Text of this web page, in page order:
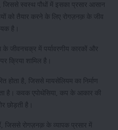
जिससे स्वस्थ पौधों में इसका प्रसार आसान
को तैयार करने के लिए रोगज़नक़ के जीव
है।
के जीवनचक्र में पर्यावरणीय कारकों और
क्रिया शामिल है।
होता है, जिससे मायसेलियम का निर्माण
है। कवक एपोथेसिया, कप के आकार की
छोड़ती है।
जिससे रोगज़नक़ के व्यापक प्रसार में